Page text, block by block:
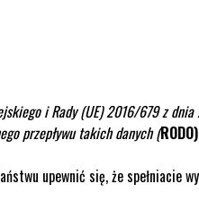
i Rady (UE) 2016/679 z
przepływu takich danych (RODO)
upewnić się, że spełniacie